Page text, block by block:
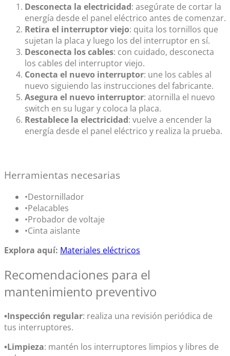
Desconecta la electricidad: asegúrate de cortar la
energía desde el panel eléctrico antes de comenzar.
Retira el interruptor viejo: quita los tornillos que
sujetan la placa y luego los del interruptor en sí.
Desconecta los cables: con cuidado, desconecta
los cables del interruptor viejo.
Conecta el nuevo interruptor: une los cables al
nuevo siguiendo las instrucciones del fabricante.
Asegura el nuevo interruptor: atornilla el nuevo
switch en su lugar y coloca la placa.
Restablece la electricidad: vuelve a encender la
energía desde el panel eléctrico y realiza la prueba.
Herramientas necesarias
•Destornillador
•Pelacables
•Probador de voltaje
•Cinta aislante
Explora aquí: Materiales eléctricos
Recomendaciones para el
mantenimiento preventivo
•Inspección regular: realiza una revisión periódica de
tus interruptores.
•Limpieza: mantén los interruptores limpios y libres de